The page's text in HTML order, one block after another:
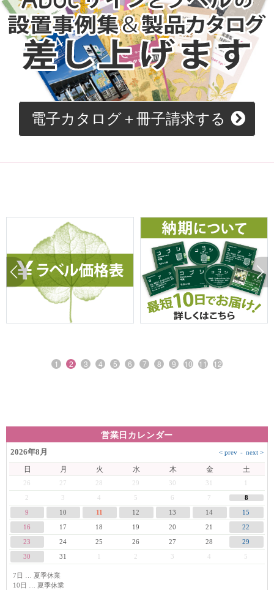
電子カタログ＋冊子請求する
1 2 3 4 5 6 7 8 9 10 11 12
営業日カレンダー
2026年8月
日 月 火 水 木 金 土
26 27 28 29 30 31
3 4 5 6 7 8
9 10 11 12 13 14
15
16
17 18 19 20 21
22
23
24 25 26 27 28
29
30
31 3 4 5
7日 … 夏季休業
10日 … 夏季休業